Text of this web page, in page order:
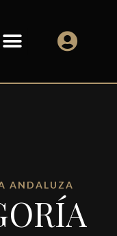
ANDALUZA